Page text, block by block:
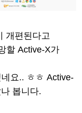
개편된다고
할 Active-X가
요.. ㅎㅎ Active-
봅니다.